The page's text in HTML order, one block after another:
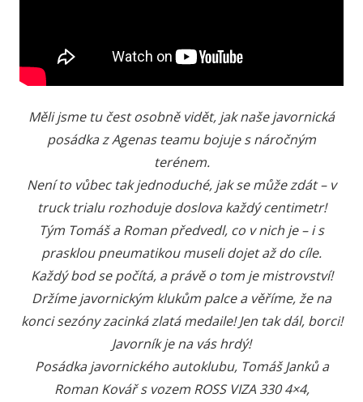
Měli jsme tu čest osobně vidět, jak naše javornická
posádka z Agenas teamu bojuje s náročným
terénem.
Není to vůbec tak jednoduché, jak se může zdát – v
truck trialu rozhoduje doslova každý centimetr!
Tým Tomáš a Roman předvedl, co v nich je – i s
prasklou pneumatikou museli dojet až do cíle.
Každý bod se počítá, a právě o tom je mistrovství!
Držíme javornickým klukům palce a věříme, že na
konci sezóny zacinká zlatá medaile! Jen tak dál, borci!
Javorník je na vás hrdý!
Posádka javornického autoklubu, Tomáš Janků a
Roman Kovář s vozem ROSS VIZA 330 4×4,